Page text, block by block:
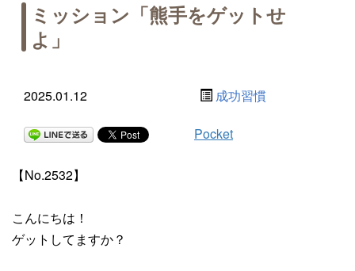
ミッション「熊手をゲットせ
よ」
2025.01.12 成功習慣
Pocket
【No.2532】
こんにちは！
ゲットしてますか？